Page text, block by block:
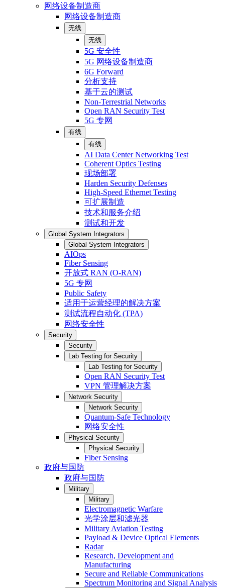
网络设备制造商
网络设备制造商
无线
无线
5G 安全性
5G 网络设备制造商
6G Forward
分析支持
基于云的测试
Non-Terrestrial Networks
Open RAN Security Test
5G 专网
有线
有线
AI Data Center Networking Test
Coherent Optics Testing
现场部署
Harden Security Defenses
High-Speed Ethernet Testing
可扩展制造
技术和服务介绍
测试和开发
Global System Integrators
Global System Integrators
AIOps
Fiber Sensing
开放式 RAN (O-RAN)
5G 专网
Public Safety
适用于运营经理的解决方案
测试流程自动化 (TPA)
网络安全性
Security
Security
Lab Testing for Security
Lab Testing for Security
Open RAN Security Test
VPN 管理解决方案
Network Security
Network Security
Quantum-Safe Technology
网络安全性
Physical Security
Physical Security
Fiber Sensing
政府与国防
政府与国防
Military
Military
Electromagnetic Warfare
光学涂层和滤光器
Military Aviation Testing
Payload & Device Optical Elements
Radar
Research, Development and
Manufacturing
Secure and Reliable Communications
Spectrum Monitoring and Signal Analysis